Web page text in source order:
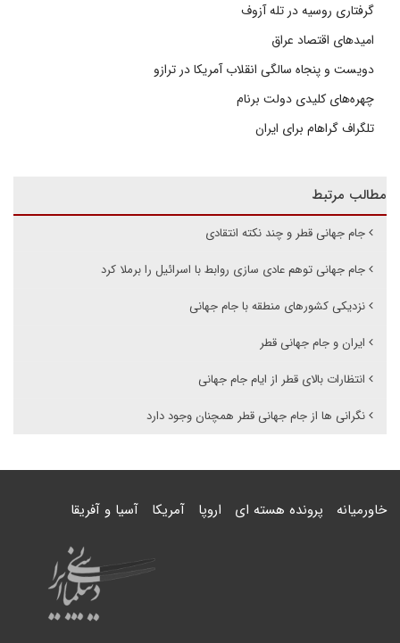
گرفتاری روسیه در تله آزوف
امیدهای اقتصاد عراق
دویست و پنجاه سالگی انقلاب آمریکا در ترازو
چهره‌های کلیدی دولت برنام
تلگراف گراهام برای ایران
مطالب مرتبط
جام جهانی قطر و چند نکته انتقادی
جام جهانی توهم عادی سازی روابط با اسرائیل را برملا کرد
نزدیکی کشورهای منطقه با جام جهانی
ایران و جام جهانی قطر
انتظارات بالای قطر از ایام جام جهانی
نگرانی ها از جام جهانی قطر همچنان وجود دارد
خاورمیانه پرونده هسته ای اروپا آمریکا آسیا و آفریقا